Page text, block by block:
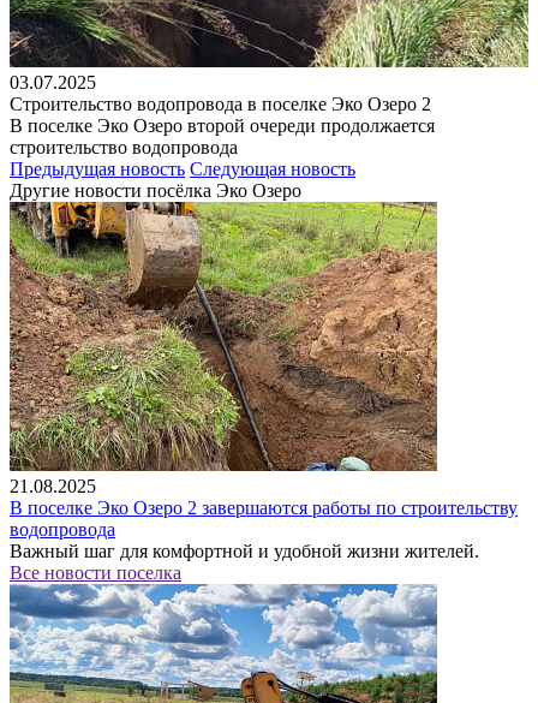
03.07.2025
Строительство водопровода в поселке Эко Озеро 2
В поселке Эко Озеро второй очереди продолжается
строительство водопровода
Предыдущая новость Следующая новость
Другие новости посёлка Эко Oзеро
21.08.2025
В поселке Эко Озеро 2 завершаются работы по строительству
водопровода
Важный шаг для комфортной и удобной жизни жителей.
Все новости поселка